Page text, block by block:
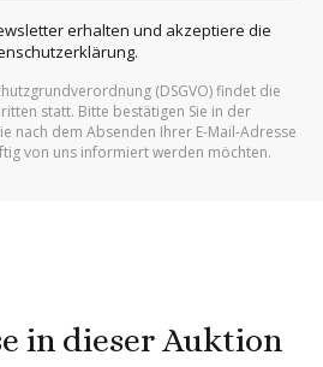
erhalten und akzeptiere die
.
Alternative:(DSGVO) findet die
statt. Bitte bestätigen Sie in der
nach dem Absenden Ihrer E-Mail-Adresse
von uns informiert werden möchten.
in dieser Auktion